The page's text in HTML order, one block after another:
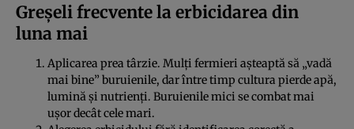
Greșeli frecvente la erbicidarea din
luna mai
Aplicarea prea târzie. Mulți fermieri așteaptă să „vadă
mai bine” buruienile, dar între timp cultura pierde apă,
lumină și nutrienți. Buruienile mici se combat mai
ușor decât cele mari.